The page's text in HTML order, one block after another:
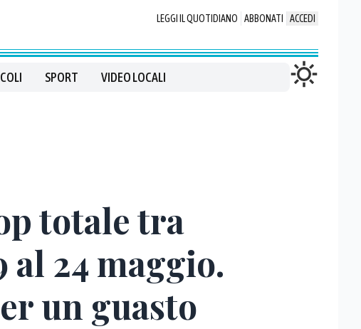
LEGGI IL QUOTIDIANO ABBONATI ACCEDI
SPORT VIDEO LOCALI
totale tra
24 maggio.
un guasto